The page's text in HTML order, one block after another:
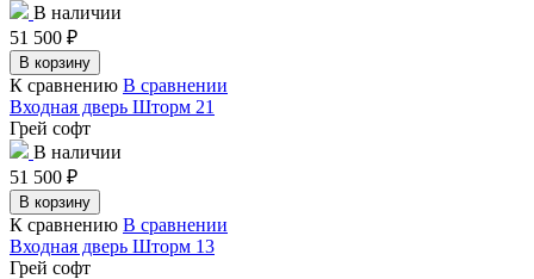
В наличии
51 500 ₽
В корзину
К сравнению В сравнении
Входная дверь Шторм 21
Грей софт
В наличии
51 500 ₽
В корзину
К сравнению В сравнении
Входная дверь Шторм 13
Грей софт